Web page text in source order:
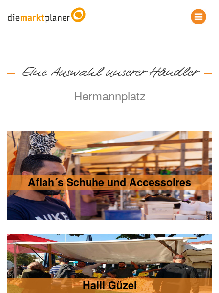
Eine Auswahl unserer Händler
Hermannplatz
Afiah´s Schuhe und Accessoires
Halil Güzel